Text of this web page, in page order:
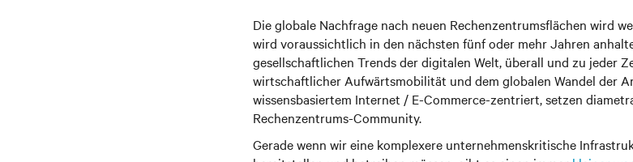
Die globale Nachfrage nach neuen Rechenzentrumsflächen wird
wird voraussichtlich in den nächsten fünf oder mehr Jahren
gesellschaftlichen Trends der digitalen Welt, überall und zu jeder
wirtschaftlicher Aufwärtsmobilität und dem globalen Wandel der
wissensbasiertem Internet / E-Commerce-zentriert, setzen
Rechenzentrums-Community.
Gerade wenn wir eine komplexere unternehmenskritische